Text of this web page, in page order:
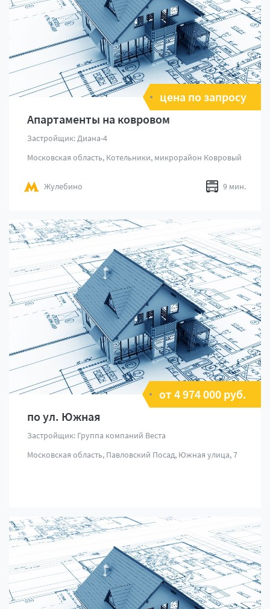
цена по запросу
Апартаменты на ковровом
Застройщик: Диана-4
Московская область, Котельники, микрорайон Ковровый
Жулебино 9 мин.
от 4 974 000 руб.
по ул. Южная
Застройщик: Группа компаний Веста
Московская область, Павловский Посад, Южная улица, 7